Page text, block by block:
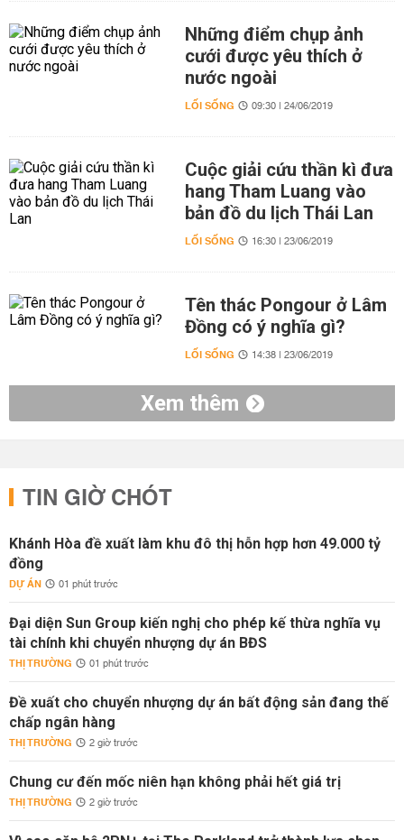
Những điểm chụp ảnh
cưới được yêu thích ở
nước ngoài
LỐI SỐNG 09:30 | 24/06/2019
Cuộc giải cứu thần kì đưa
hang Tham Luang vào
bản đồ du lịch Thái Lan
LỐI SỐNG 16:30 | 23/06/2019
Tên thác Pongour ở Lâm
Đồng có ý nghĩa gì?
LỐI SỐNG 14:38 | 23/06/2019
Xem thêm
TIN GIỜ CHÓT
Khánh Hòa đề xuất làm khu đô thị hỗn hợp hơn 49.000 tỷ
đồng
DỰ ÁN 01 phút trước
Đại diện Sun Group kiến nghị cho phép kế thừa nghĩa vụ
tài chính khi chuyển nhượng dự án BĐS
THỊ TRƯỜNG 01 phút trước
Đề xuất cho chuyển nhượng dự án bất động sản đang thế
chấp ngân hàng
THỊ TRƯỜNG 2 giờ trước
Chung cư đến mốc niên hạn không phải hết giá trị
THỊ TRƯỜNG 2 giờ trước